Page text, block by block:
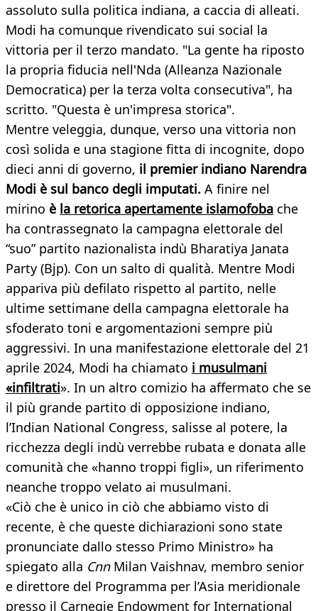
assoluto sulla politica indiana, a caccia di alleati.
Modi ha comunque rivendicato sui social la
vittoria per il terzo mandato. "La gente ha riposto
la propria fiducia nell'Nda (Alleanza Nazionale
Democratica) per la terza volta consecutiva", ha
scritto. "Questa è un'impresa storica".
Mentre veleggia, dunque, verso una vittoria non
così solida e una stagione fitta di incognite, dopo
dieci anni di governo, il premier indiano Narendra
Modi è sul banco degli imputati. A finire nel
mirino è la retorica apertamente islamofoba che
ha contrassegnato la campagna elettorale del
“suo” partito nazionalista indù Bharatiya Janata
Party (Bjp). Con un salto di qualità. Mentre Modi
appariva più defilato rispetto al partito, nelle
ultime settimane della campagna elettorale ha
sfoderato toni e argomentazioni sempre più
aggressivi. In una manifestazione elettorale del 21
aprile 2024, Modi ha chiamato i musulmani
«infiltrati». In un altro comizio ha affermato che se
il più grande partito di opposizione indiano,
l’Indian National Congress, salisse al potere, la
ricchezza degli indù verrebbe rubata e donata alle
comunità che «hanno troppi figli», un riferimento
neanche troppo velato ai musulmani.
«Ciò che è unico in ciò che abbiamo visto di
recente, è che queste dichiarazioni sono state
pronunciate dallo stesso Primo Ministro» ha
spiegato alla CnnMilan Vaishnav, membro senior
e direttore del Programma per l’Asia meridionale
presso il Carnegie Endowment for International